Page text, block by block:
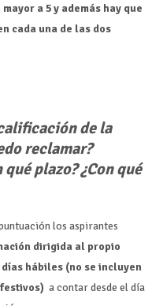
a 5 y además hay que
cada una de las dos
de la
reclamar?
qué plazo? ¿Con qué
los aspirantes
dirigida al propio
días hábiles (no se incluyen
a contar desde el día